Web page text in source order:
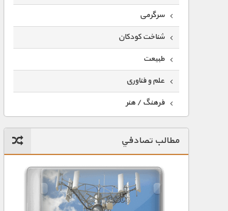
سرگرمی
شناخت کودکان
طبیعت
علم و فناوری
فرهنگ / هنر
گردشگری
ماورایی
مسابقات / ورزشی
مطالب تصادفي